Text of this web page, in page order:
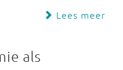
Lees meer
als